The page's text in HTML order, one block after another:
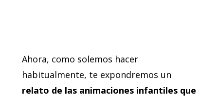
Ahora, como solemos hacer
habitualmente, te expondremos un
relato de las animaciones infantiles que